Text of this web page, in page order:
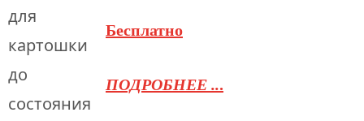
для
картошки
до
состояния
Бесплатно
ПОДРОБНЕЕ ...